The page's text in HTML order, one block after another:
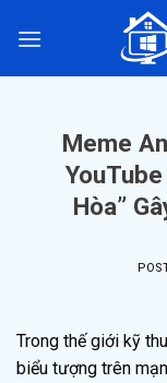
Meme
Hòa”
Trong thế giới kỹ
biểu tượng trên